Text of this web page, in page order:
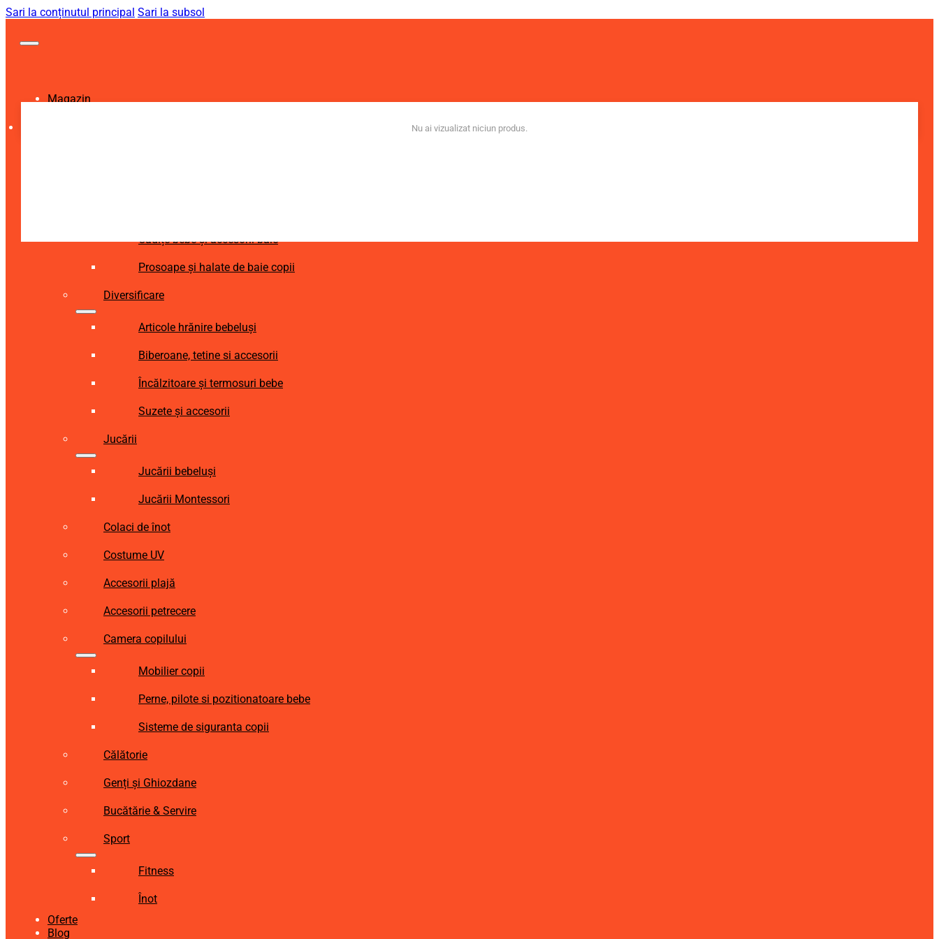
Sari la conținutul principal Sari la subsol
Magazin
Cădițe bebe și accesorii baie
Prosoape și halate de baie copii
Diversificare
Articole hrănire bebeluși
Biberoane, tetine si accesorii
Încălzitoare și termosuri bebe
Suzete și accesorii
Jucării
Jucării bebeluși
Jucării Montessori
Colaci de înot
Costume UV
Accesorii plajă
Accesorii petrecere
Camera copilului
Mobilier copii
Perne, pilote si pozitionatoare bebe
Sisteme de siguranta copii
Călătorie
Genți și Ghiozdane
Bucătărie & Servire
Sport
Fitness
Înot
Oferte
Blog
Nu ai vizualizat niciun produs.